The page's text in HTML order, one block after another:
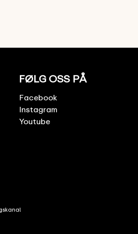
FØLG OSS PÅ
Facebook
Instagram
Youtube